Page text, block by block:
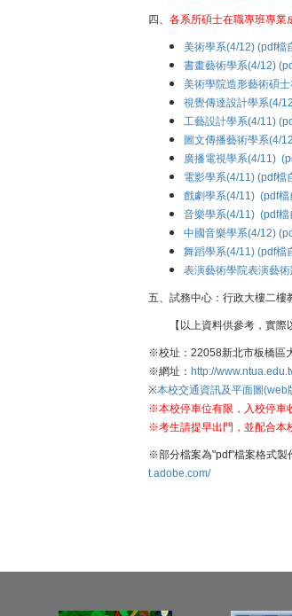
四、 各系所碩士在職專班專業
美術學系(4/12) (pdf檔
書畫藝術學系(4/12)
美術學院造形藝術碩
視覺傳達設計學系(4/
工藝設計學系(4/11)
圖文傳播藝術學系(4/
廣播電視學系(4/11)
電影學系(4/11) (pdf檔
戲劇學系(4/11) (pdf檔
音樂學系(4/11) (pdf檔
中國音樂學系(4/12)
舞蹈學系(4/11) (pdf檔
表演藝術學院表演藝
五、試務中心：行政大樓二樓
【以上資料供參考，實
※校址：22058新北市板橋區
※網址： http://
※本校交通資訊及平面圖(web
※本校停車位有限，入校停車
※考生請提早出門，並配合本
※部分檔案為"pdf"檔案格式製
t.adobe.com/